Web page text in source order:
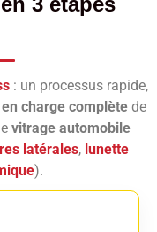
: un processus rapide,
charge complète de
vitrage automobile
latérales, lunette
).